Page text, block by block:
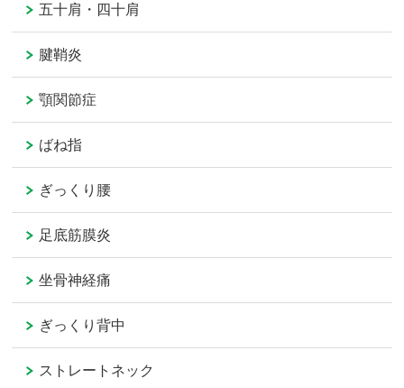
五十肩・四十肩
腱鞘炎
顎関節症
ばね指
ぎっくり腰
足底筋膜炎
坐骨神経痛
ぎっくり背中
ストレートネック